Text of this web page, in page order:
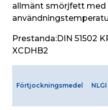
allmänt smörjfett
Prestanda:DIN 51502
XCDHB2
Förtjockningsmedel NLGI